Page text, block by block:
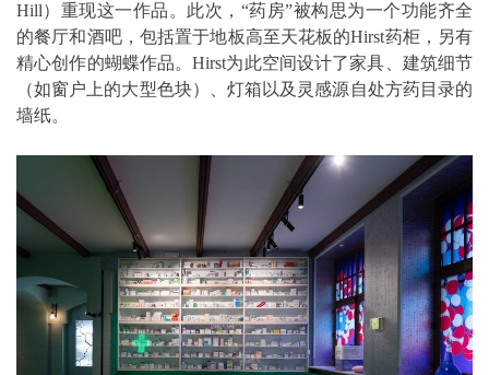
Hill）重现这一作品。此次，“药房”被构思为一个功能齐全
的餐厅和酒吧，包括置于地板高至天花板的Hirst药柜，另有
精心创作的蝴蝶作品。Hirst为此空间设计了家具、建筑细节
（如窗户上的大型色块）、灯箱以及灵感源自处方药目录的
墙纸。